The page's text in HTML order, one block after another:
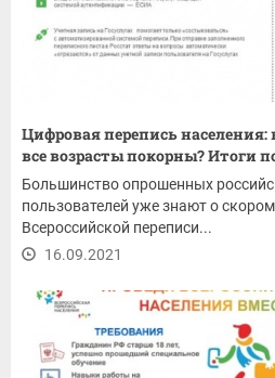
Цифровая перепись
все возрасты покорны? Итоги
Большинство опрошенных
пользователей уже знают о
Всероссийской переписи...
16.09.2021